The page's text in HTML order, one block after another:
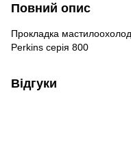
Повний опис
Прокладка
Perkins серія 800
Відгуки